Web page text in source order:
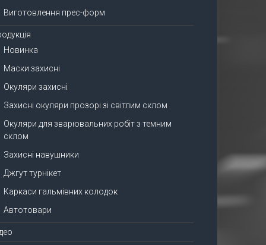
Виготовлення прес-форм
Новинка
Маски захисні
Окуляри захисні
Захисні окуляри прозорі зі світлим склом
Окуляри для зварювальних робіт з темним
склом
Захисні навушники
Джгут турнікет
Каркаси гальмівних колодок
Автотовари